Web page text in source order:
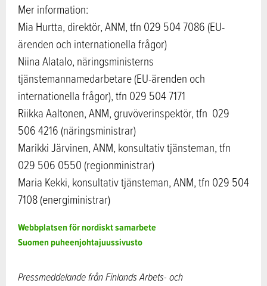
Mer information:
Mia Hurtta, direktör, ANM, tfn 029 504 7086 (EU-
ärenden och internationella frågor)
Niina Alatalo, näringsministerns
tjänstemannamedarbetare (EU-ärenden och
internationella frågor), tfn 029 504 7171
Riikka Aaltonen, ANM, gruvöverinspektör, tfn 029
506 4216 (näringsministrar)
Marikki Järvinen, ANM, konsultativ tjänsteman, tfn
029 506 0550 (regionministrar)
Maria Kekki, konsultativ tjänsteman, ANM, tfn 029 504
7108 (energiministrar)
Webbplatsen för nordiskt samarbete
Suomen puheenjohtajuussivusto
Pressmeddelande från Finlands Arbets- och